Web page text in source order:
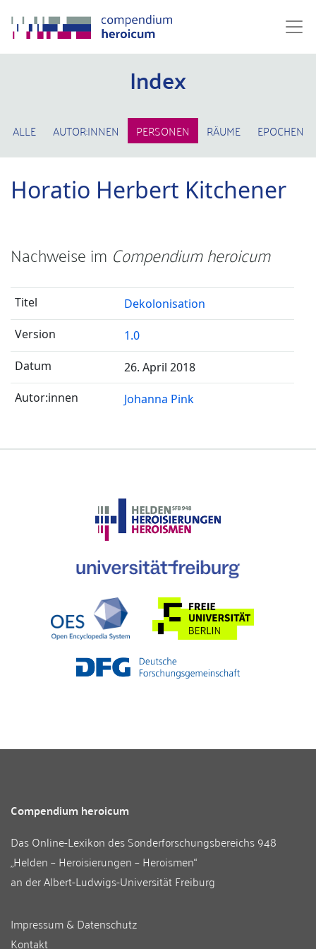
Index
ALLE AUTOR:INNEN PERSONEN RÄUME EPOCHEN
Horatio Herbert Kitchener
Nachweise im Compendium heroicum
Dekolonisation
1.0
26. April 2018
Johanna Pink
Compendium heroicum
Das Online-Lexikon desSonderforschungsbereichs 948
„Helden – Heroisierungen – Heroismen“
an derAlbert-Ludwigs-Universität Freiburg
Impressum & Datenschutz
Kontakt